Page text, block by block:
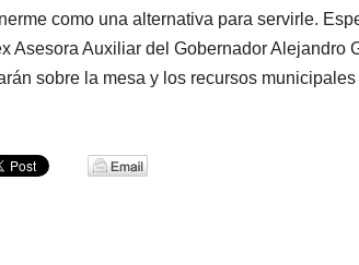
como una alternativa para servirle.
Asesora Auxiliar del Gobernador
sobre la mesa y los recursos